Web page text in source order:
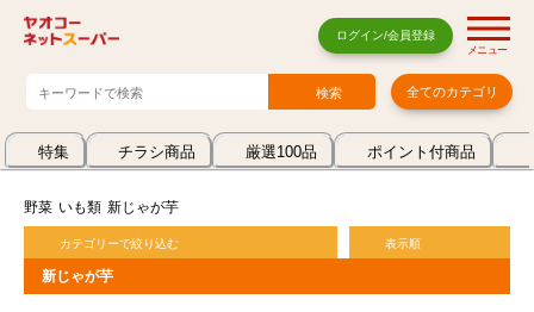
ログイン/会員登録
メニュー
全てのカテゴリ
特集 チラシ商品 厳選100品 ポイント付商品
野菜 いも類 新じゃが芋
カテゴリーで絞り込む 表示順
新じゃが芋